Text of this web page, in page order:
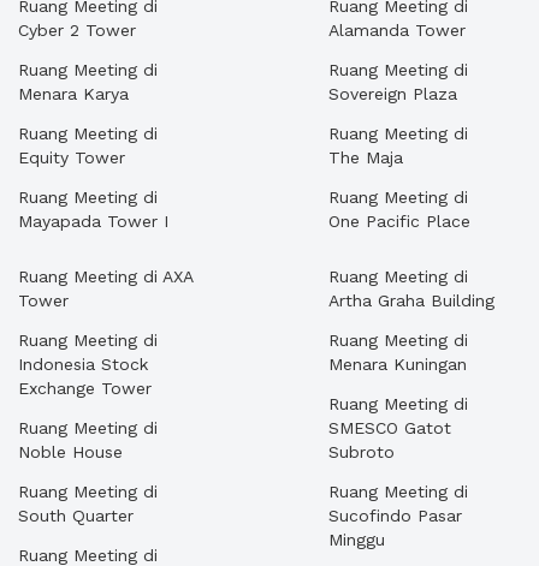
Ruang Meeting di
Cyber 2 Tower
Ruang Meeting di
Menara Karya
Ruang Meeting di
Equity Tower
Ruang Meeting di
Mayapada Tower I
Ruang Meeting di
Alamanda Tower
Ruang Meeting di
Sovereign Plaza
Ruang Meeting di
The Maja
Ruang Meeting di
One Pacific Place
Ruang Meeting di AXA
Tower
Ruang Meeting di
Indonesia Stock
Exchange Tower
Ruang Meeting di
Noble House
Ruang Meeting di
South Quarter
Ruang Meeting di
Ruang Meeting di
Artha Graha Building
Ruang Meeting di
Menara Kuningan
Ruang Meeting di
SMESCO Gatot
Subroto
Ruang Meeting di
Sucofindo Pasar
Minggu